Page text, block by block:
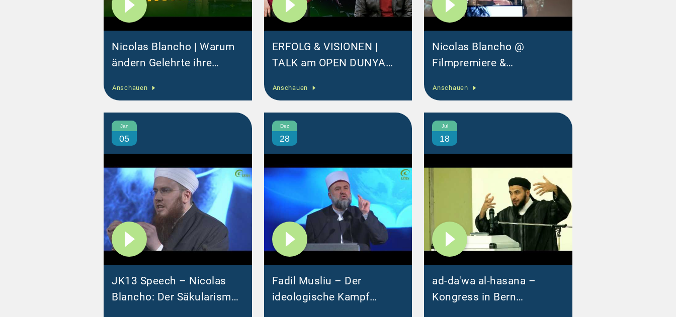
Nicolas Blancho | Warum
ändern Gelehrte ihre
Anschauen
ERFOLG & VISIONEN |
TALK am OPEN DUNYA
und EDON
Anschauen
Nicolas Blancho @
Filmpremiere &
Extremismus
Anschauen
Jan
05
JK13 Speech – Nicolas
Blancho: Der Säkularismus
Dez
28
Fadil Musliu – Der
ideologische Kampf
Jul
18
ad-da'wa al-hasana –
Kongress in Bern